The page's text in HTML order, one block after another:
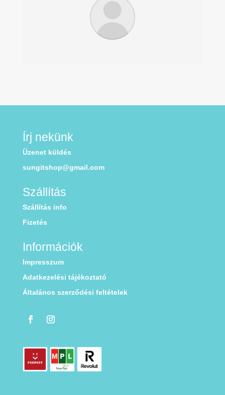
Írj nekünk
Üzenet küldés
sungitshop@gmail.com
Szállítás
Szállítás info
Fizetés
Információk
Impresszum
Adatkezelési tájékoztató
Általános szerződési feltételek